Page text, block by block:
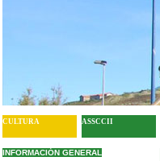
CULTURA ASSCCII
INFORMACIÓN GENERAL